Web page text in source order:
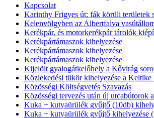
Kapcsolat
Karinthy Frigyes út: fák körüli területek
Kelenvölgyben az Albertfalva
Kerékpár, és motorkerékpár tárolók
Kerékpártámaszok kihelyezése
Kerékpártámaszok kihelyezése
Kerékpártámaszok kihelyezése
Kijelölt gyalogátkelőhely a Kővirág
Közlekedési tükör kihelyezése a Keltike
Közösségi Költségvetés Szavazás
Közösségi tervezés után új utcabútorok
Kuka + kutyaürülék gyűjtő (10db)
Kuka + kutyaürülék gyűjtő kihelyezése